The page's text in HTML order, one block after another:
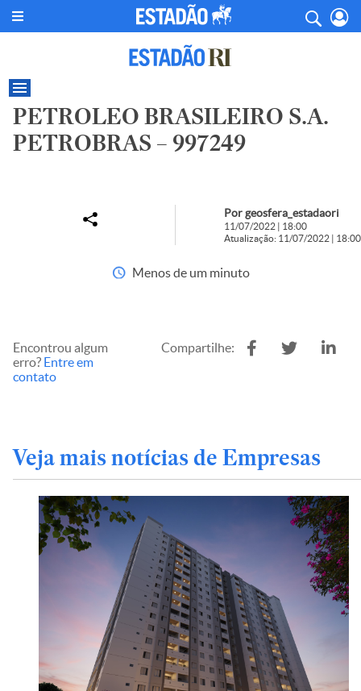
PETROLEO BRASILEIRO S.A.
PETROBRAS – 997249
Por geosfera_estadaori
11/07/2022 | 18:00
Atualização: 11/07/2022 | 18:00
Menos de um minuto
Encontrou algum
erro? Entre em
contato
Compartilhe:
Veja mais notícias de Empresas